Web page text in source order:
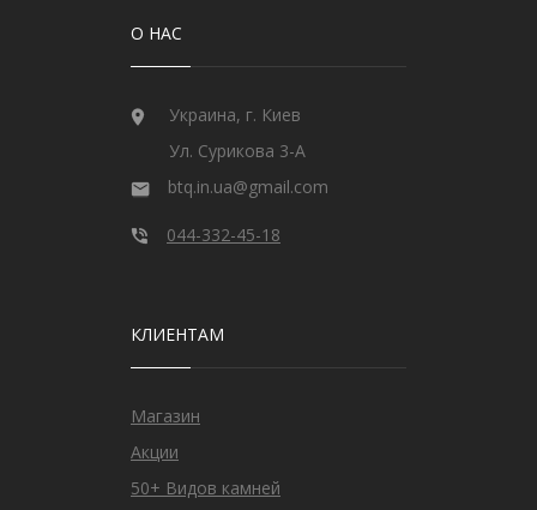
О НАС
Украина, г. Киев
Ул. Сурикова 3-А
btq.in.ua@gmail.com
044-332-45-18
КЛИЕНТАМ
Магазин
Акции
50+ Видов камней